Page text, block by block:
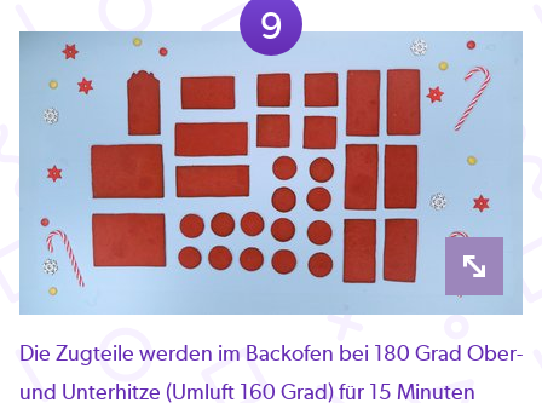
9
Die Zugteile werden im Backofen bei 180 Grad Ober-
und Unterhitze (Umluft 160 Grad) für 15 Minuten